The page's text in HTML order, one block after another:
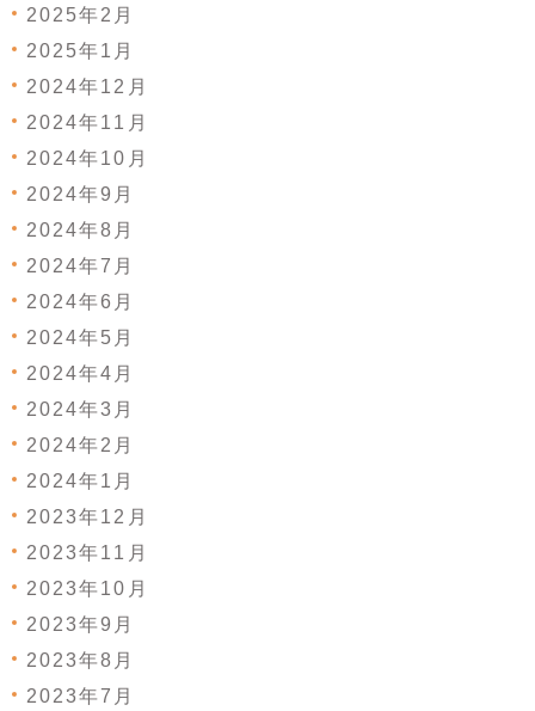
2025年2月
2025年1月
2024年12月
2024年11月
2024年10月
2024年9月
2024年8月
2024年7月
2024年6月
2024年5月
2024年4月
2024年3月
2024年2月
2024年1月
2023年12月
2023年11月
2023年10月
2023年9月
2023年8月
2023年7月